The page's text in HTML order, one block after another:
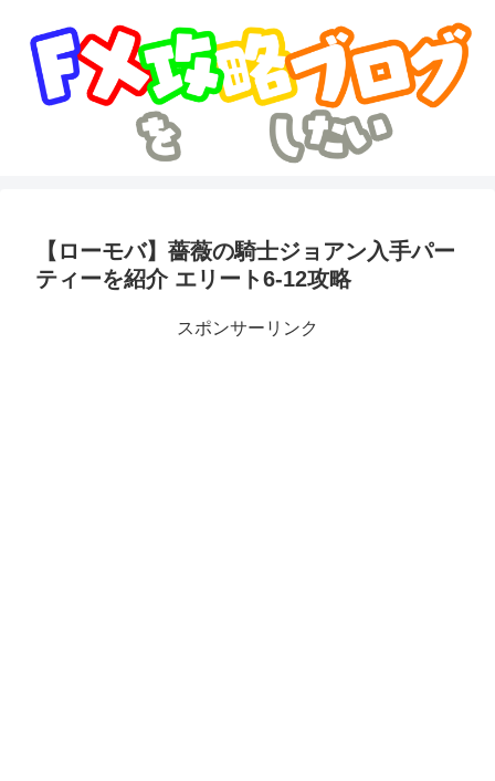
【ローモバ】薔薇の騎士ジョアン入手パー
ティーを紹介 エリート6-12攻略
スポンサーリンク